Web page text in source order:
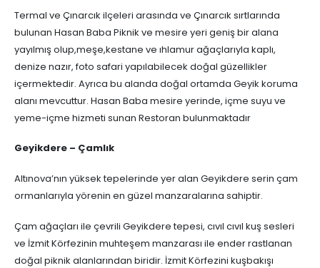
Termal ve Çınarcık ilçeleri arasında ve Çınarcık sırtlarında
bulunan Hasan Baba Piknik ve mesire yeri geniş bir alana
yayılmış olup,meşe,kestane ve ıhlamur ağaçlarıyla kaplı,
denize nazır, foto safari yapılabilecek doğal güzellikler
içermektedir. Ayrıca bu alanda doğal ortamda Geyik koruma
alanı mevcuttur. Hasan Baba mesire yerinde, içme suyu ve
yeme-içme hizmeti sunan Restoran bulunmaktadır
Geyikdere – Çamlık
Altınova’nın yüksek tepelerinde yer alan Geyikdere serin çam
ormanlarıyla yörenin en güzel manzaralarına sahiptir.
Çam ağaçları ile çevrili Geyikdere tepesi, cıvıl cıvıl kuş sesleri
ve İzmit Körfezinin muhteşem manzarası ile ender rastlanan
doğal piknik alanlarından biridir. İzmit Körfezini kuşbakışı